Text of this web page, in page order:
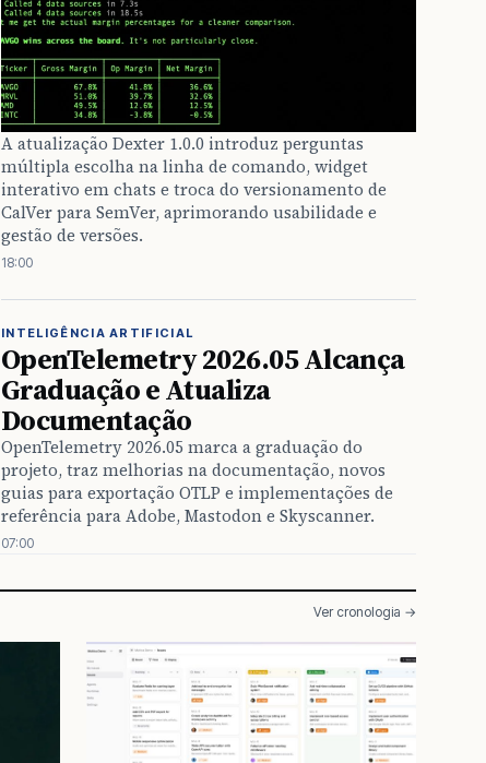
A atualização Dexter 1.0.0 introduz perguntas
múltipla escolha na linha de comando, widget
interativo em chats e troca do versionamento de
CalVer para SemVer, aprimorando usabilidade e
gestão de versões.
18:00
INTELIGÊNCIA ARTIFICIAL
OpenTelemetry 2026.05 Alcança
Graduação e Atualiza
Documentação
OpenTelemetry 2026.05 marca a graduação do
projeto, traz melhorias na documentação, novos
guias para exportação OTLP e implementações de
referência para Adobe, Mastodon e Skyscanner.
07:00
Ver cronologia →